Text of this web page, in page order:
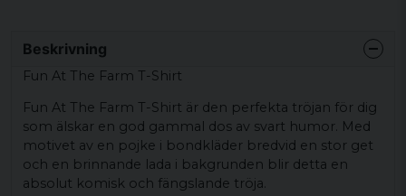
Beskrivning
Fun At The Farm T-Shirt
Fun At The Farm T-Shirt är den perfekta tröjan för dig
som älskar en god gammal dos av svart humor. Med
motivet av en pojke i bondkläder bredvid en stor get
och en brinnande lada i bakgrunden blir detta en
absolut komisk och fängslande tröja.